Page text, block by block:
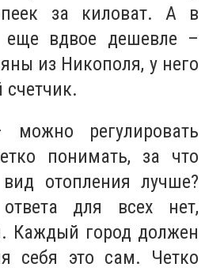
за киловат. А в
вдвое дешевле –
из Никополя, у него
счетчик.
регулировать
понимать, за что
отопления лучше?
ответа для всех нет,
Каждый город должен
себя это сам. Четко